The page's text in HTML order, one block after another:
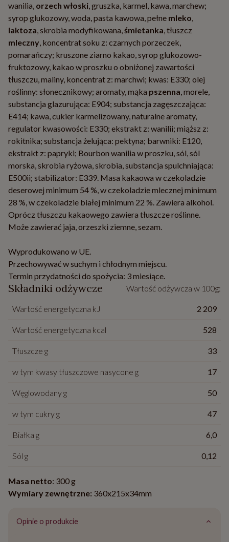
wanilia, orzech włoski, gruszka, karmel, kawa, marchew;
syrop glukozowy, woda, pasta kawowa, pełne mleko,
laktoza, skrobia modyfikowana,śmietanka, tłuszcz
mleczny, koncentrat soku z: czarnych porzeczek,
pomarańczy; kruszone ziarno kakao, syrop glukozowo-
fruktozowy, kakao w proszku o obniżonej zawartości
tłuszczu, maliny, koncentrat z: marchwi; kwas: E330; olej
roślinny: słonecznikowy; aromaty, mąka pszenna, morele,
substancja glazurująca: E904; substancja zagęszczająca:
E414; kawa, cukier karmelizowany, naturalne aromaty,
regulator kwasowości: E330; ekstrakt z: wanilii; miąższ z:
rokitnika; substancja żelująca: pektyna; barwniki: E120,
ekstrakt z: papryki; Bourbon wanilia w proszku, sól, sól
morska, skrobia ryżowa, skrobia, substancja spulchniająca:
E500ii; stabilizator: E339. Masa kakaowa w czekoladzie
deserowej minimum 54 %, w czekoladzie mlecznej minimum
28 %, w czekoladzie białej minimum 22 %. Zawiera alkohol.
Oprócz tłuszczu kakaowego zawiera tłuszcze roślinne.
Może zawierać jaja, orzeszki ziemne, sezam.
Wyprodukowano w UE.
Przechowywać w suchym i chłodnym miejscu.
Termin przydatności do spożycia: 3 miesiące.
Składniki odżywcze Wartość odżywcza w 100g:
Wartość energetyczna kJ 2 209
Wartość energetyczna kcal 528
Tłuszcze g 33
w tym kwasy tłuszczowe nasycone g 17
Węglowodany g 50
w tym cukry g 47
Białka g 6,0
Sól g 0,12
Masa netto: 300 g
Wymiary zewnętrzne: 360x215x34mm
Opinie o produkcie